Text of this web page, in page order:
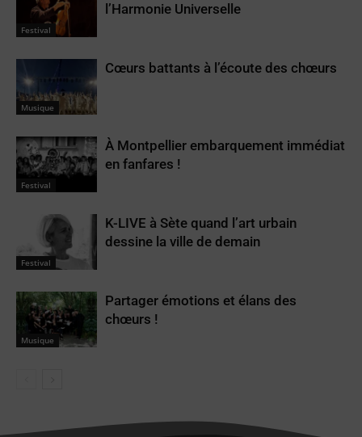
Festival
l’Harmonie Universelle
Musique
Cœurs battants à l’écoute des chœurs
Festival
À Montpellier embarquement immédiat
en fanfares !
Festival
K-LIVE à Sète quand l’art urbain
dessine la ville de demain
Musique
Partager émotions et élans des
chœurs !